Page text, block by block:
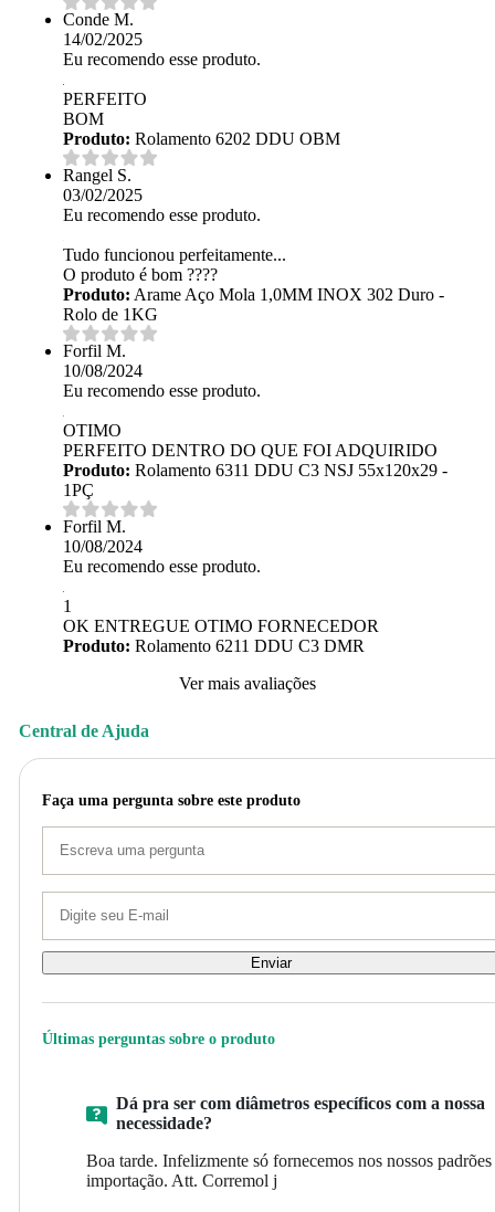
Conde M.
14/02/2025
Eu recomendo esse produto.
PERFEITO
BOM
Produto: Rolamento 6202 DDU OBM
Rangel S.
03/02/2025
Eu recomendo esse produto.
Tudo funcionou perfeitamente...
O produto é bom ????
Produto: Arame Aço Mola 1,0MM INOX 302 Duro -
Rolo de 1KG
Forfil M.
10/08/2024
Eu recomendo esse produto.
OTIMO
PERFEITO DENTRO DO QUE FOI ADQUIRIDO
Produto: Rolamento 6311 DDU C3 NSJ 55x120x29 -
1PÇ
Forfil M.
10/08/2024
Eu recomendo esse produto.
1
OK ENTREGUE OTIMO FORNECEDOR
Produto: Rolamento 6211 DDU C3 DMR
Ver mais avaliações
Central de Ajuda
Faça uma pergunta sobre este produto
Enviar
Últimas perguntas sobre o produto
Dá pra ser com diâmetros específicos com a nossa
necessidade?
Boa tarde. Infelizmente só fornecemos nos nossos padrões
importação. Att. Corremol j